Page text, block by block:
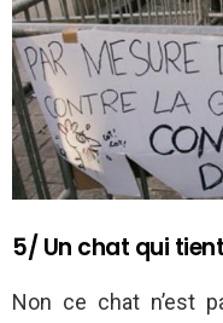
5/ Un chat qui
Non ce chat n’est